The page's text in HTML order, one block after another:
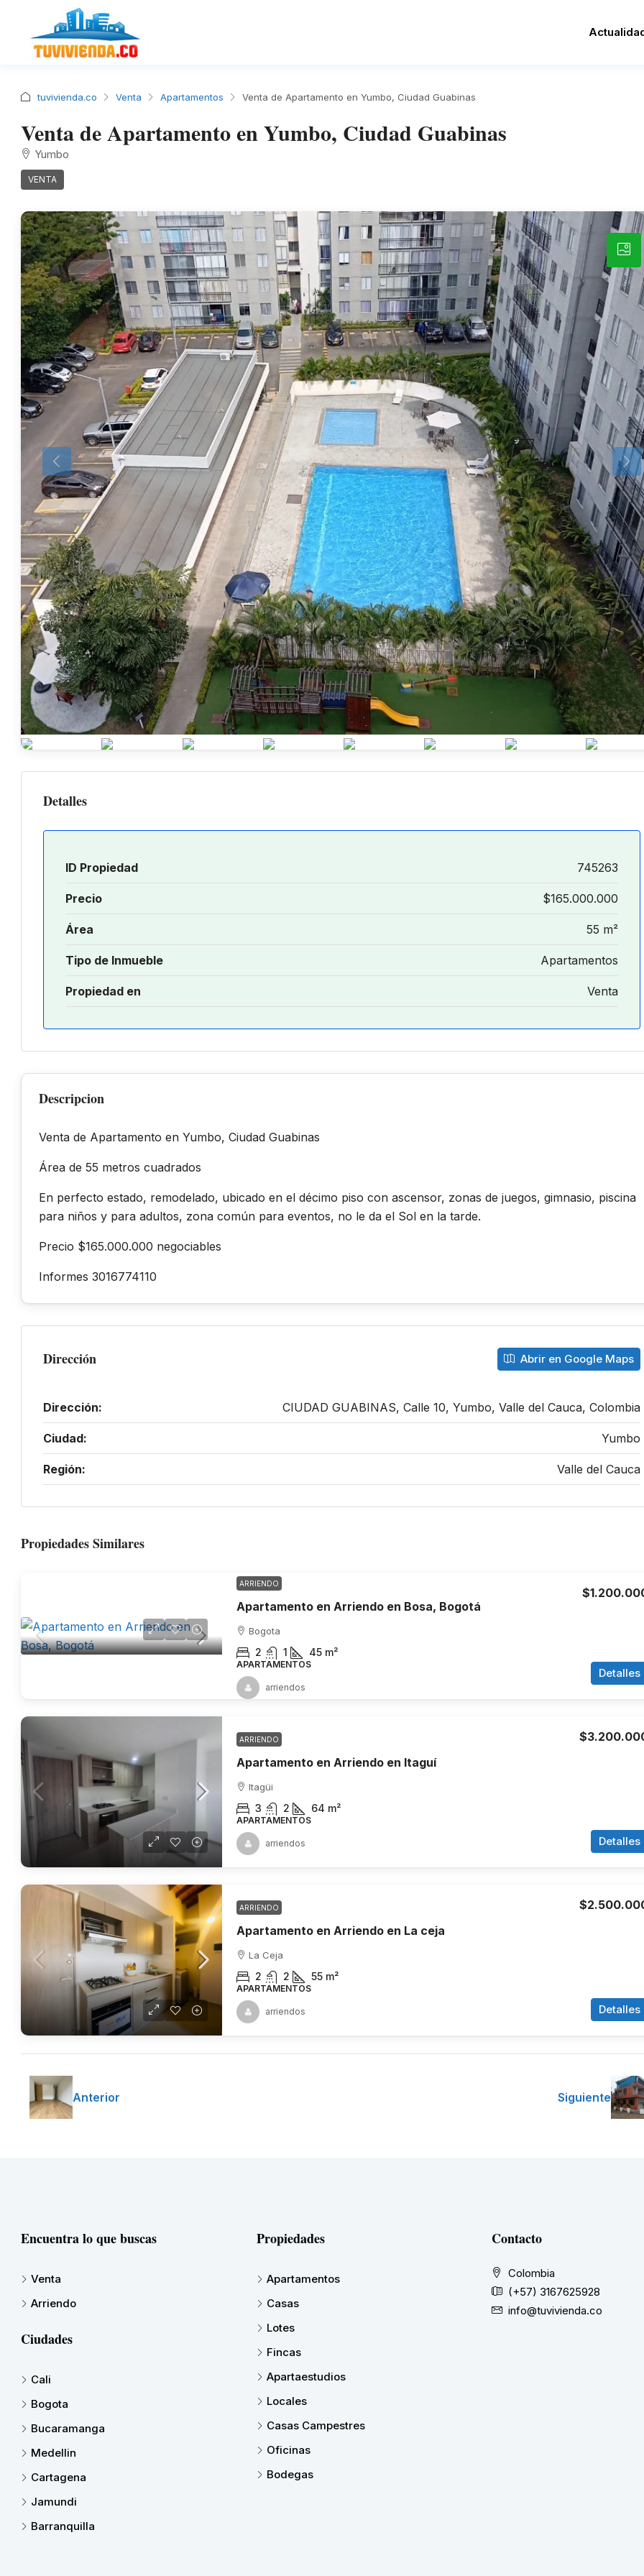
tuvivienda.co Venta Apartamentos Venta de Apartamento en Yumbo, Ciudad Guabinas
Venta de Apartamento en Yumbo, Ciudad Guabinas
Yumbo
VENTA
Detalles
ID Propiedad 745263
Precio $165.000.000
Área 55 m²
Tipo de Inmueble Apartamentos
Propiedad en Venta
Descripcion
Venta de Apartamento en Yumbo, Ciudad Guabinas
Área de 55 metros cuadrados
En perfecto estado, remodelado, ubicado en el décimo piso con ascensor, zonas de juegos, gimnasio, piscina
para niños y para adultos, zona común para eventos, no le da el Sol en la tarde.
Precio $165.000.000 negociables
Informes 3016774110
Dirección Abrir en Google Maps
Dirección: CIUDAD GUABINAS, Calle 10, Yumbo, Valle del Cauca, Colombia
Ciudad: Yumbo
Región: Valle del Cauca
Propiedades Similares
ARRIENDO
Apartamento en Arriendo en Bosa, Bogotá
Bogota
2 1 45 m²
APARTAMENTOS
Detalles
arriendos
ARRIENDO
Apartamento en Arriendo en Itaguí
Itagüi
3 2 64 m²
APARTAMENTOS
Detalles
arriendos
ARRIENDO
Apartamento en Arriendo en La ceja
La Ceja
2 2 55 m²
APARTAMENTOS
Detalles
arriendos
Anterior Siguiente
Encuentra lo que buscas
Venta
Arriendo
Ciudades
Cali
Bogota
Bucaramanga
Medellin
Cartagena
Jamundi
Barranquilla
Propiedades
Apartamentos
Casas
Lotes
Fincas
Apartaestudios
Locales
Casas Campestres
Oficinas
Bodegas
Contacto
Colombia
(+57) 3167625928
info@tuvivienda.co